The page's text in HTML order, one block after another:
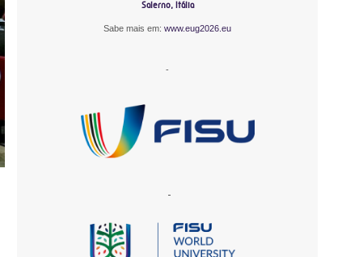
Salerno, Itália
Sabe mais em:www.eug2026.eu
-
-